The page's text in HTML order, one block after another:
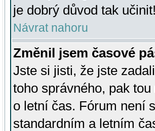
je dobrý důvod tak učinit!
Návrat nahoru
Změnil jsem časové
Jste si jisti, že jste
toho správného, pak
o letní čas. Fórum není
standardním a letním